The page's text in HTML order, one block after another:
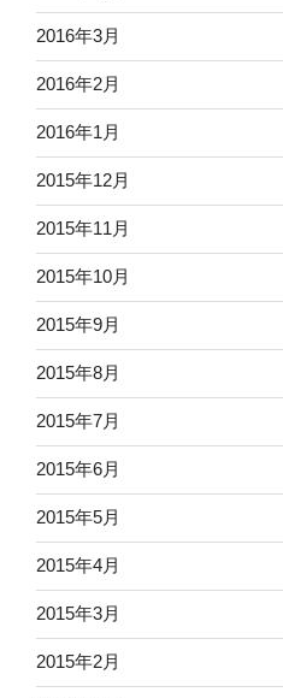
2016年3月
2016年2月
2016年1月
2015年12月
2015年11月
2015年10月
2015年9月
2015年8月
2015年7月
2015年6月
2015年5月
2015年4月
2015年3月
2015年2月